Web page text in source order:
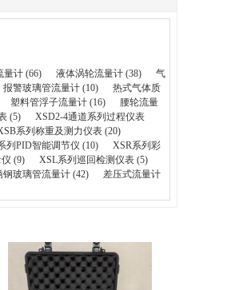
量计 (66) 液体涡轮流量计 (38)
气
报警玻璃管流量计 (10)
热式气体质
塑料管浮子流量计 (16)
腰轮流量
(5)
XSD2-4通道系列过程仪表
系列称重及测力仪表 (20)
列PID智能调节仪 (10)
XSR系列彩
(9)
XSL系列巡回检测仪表 (5)
钢玻璃管流量计 (42)
差压式流量计